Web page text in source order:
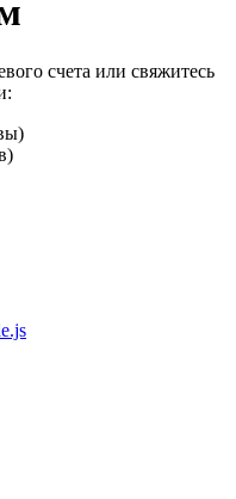
счета или свяжитесь